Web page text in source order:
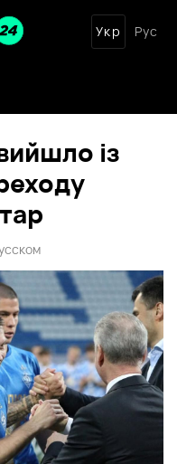
Укр Рус
із